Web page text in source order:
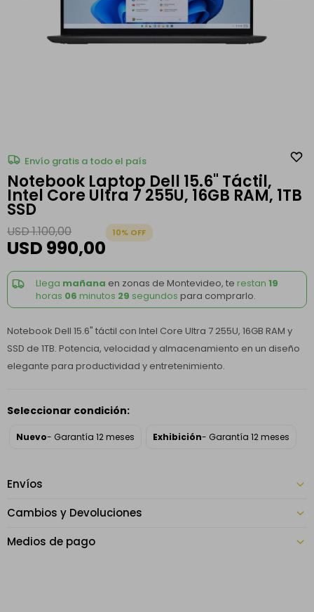
Envío gratis a todo el país
Notebook Laptop Dell 15.6" Táctil,
Intel Core Ultra 7 255U, 16GB RAM, 1TB
SSD
USD 990,00
USD1.100,00 10
Llega mañana en zonas de Montevideo, te restan 19
horas 06 minutos 29 segundos para comprarlo.
Notebook Dell 15.6" táctil con Intel Core Ultra 7 255U, 16GB RAM y
SSD de 1TB. Potencia, velocidad y almacenamiento en un diseño
elegante para productividad y entretenimiento.
Seleccionar condición:
Nuevo- Garantía 12 meses Exhibición- Garantía 12 meses
Envíos
Cambios y Devoluciones
Medios de pago